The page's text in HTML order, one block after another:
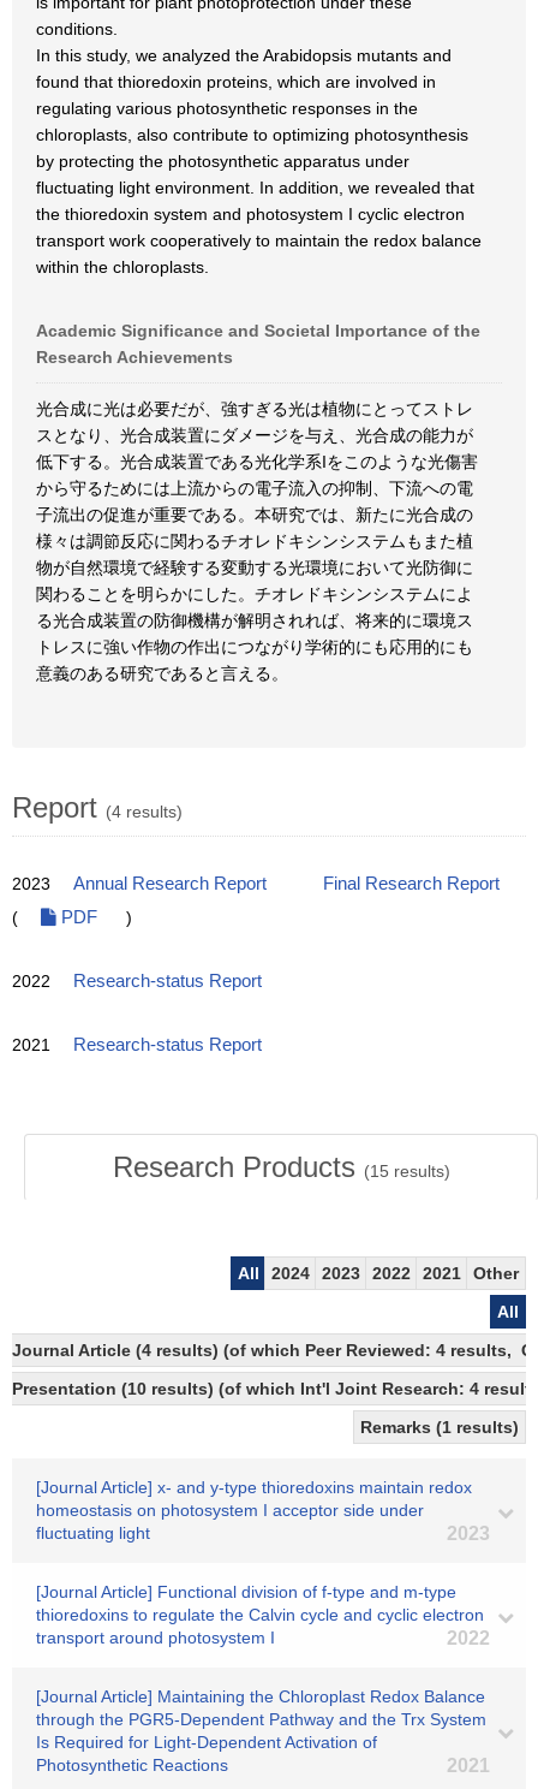
conditions.
In this study, we analyzed the Arabidopsis mutants and
found that thioredoxin proteins, which are involved in
regulating various photosynthetic responses in the
chloroplasts, also contribute to optimizing photosynthesis
by protecting the photosynthetic apparatus under
fluctuating light environment. In addition, we revealed that
the thioredoxin system and photosystem I cyclic electron
transport work cooperatively to maintain the redox balance
within the chloroplasts.
Academic Significance and Societal Importance of the
Research Achievements
光合成に光は必要だが、強すぎる光は植物にとってストレ
スとなり、光合成装置にダメージを与え、光合成の能力が
低下する。光合成装置である光化学系Iをこのような光傷害
から守るためには上流からの電子流入の抑制、下流への電
子流出の促進が重要である。本研究では、新たに光合成の
様々は調節反応に関わるチオレドキシンシステムもまた植
物が自然環境で経験する変動する光環境において光防御に
関わることを明らかにした。チオレドキシンシステムによ
る光合成装置の防御機構が解明されれば、将来的に環境ス
トレスに強い作物の作出につながり学術的にも応用的にも
意義のある研究であると言える。
Report (4 results)
2023 Annual Research Report
Final Research Report
(
PDF )
2022 Research-status Report
2021 Research-status Report
Research Products (15 results)
All 2024 2023 2022 2021
Other
All
Journal Article (4 results) (of which Peer Reviewed: 4 results,
Presentation (10 results) (of which Int'l Joint Research: 4
Remarks (1 results)
[Journal Article] x- and y-type thioredoxins maintain redox
homeostasis on photosystem I acceptor side under
fluctuating light
2023
[Journal Article] Functional division of f-type and m-type
thioredoxins to regulate the Calvin cycle and cyclic electron
transport around photosystem I
2022
[Journal Article] Maintaining the Chloroplast Redox Balance
through the PGR5-Dependent Pathway and the Trx System
Is Required for Light-Dependent Activation of
Photosynthetic Reactions
2021